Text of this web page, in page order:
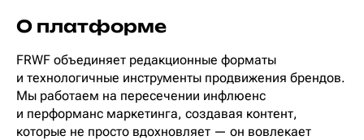
О платформе
FRWF объединяет редакционные форматы
и технологичные инструменты продвижения брендов.
Мы работаем на пересечении инфлюенс
и перформанс маркетинга, создавая контент,
которые не просто вдохновляет — он вовлекает